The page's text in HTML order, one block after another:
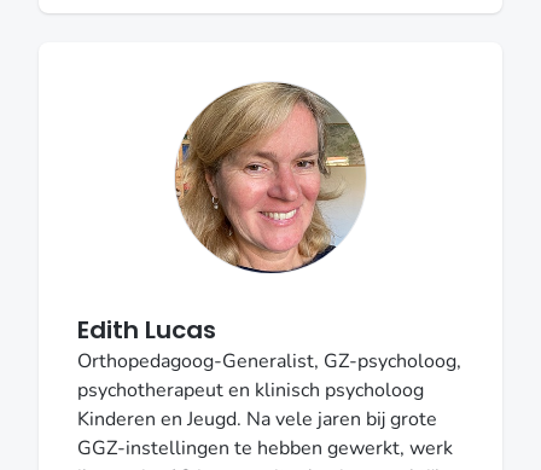
45651891
Edith Lucas
Orthopedagoog-Generalist, GZ-psycholoog,
psychotherapeut en klinisch psycholoog
Kinderen en Jeugd. Na vele jaren bij grote
GGZ-instellingen te hebben gewerkt, werk